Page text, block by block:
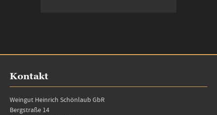
Kontakt
Weingut Heinrich Schönlaub GbR
Bergstraße 14